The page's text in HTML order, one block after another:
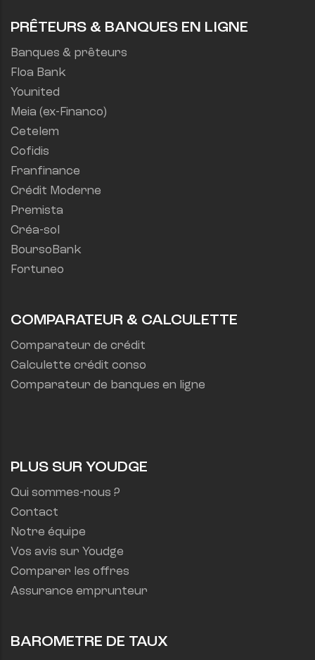
PRÊTEURS & BANQUES EN LIGNE
Banques & prêteurs
Floa Bank
Younited
Meia (ex-Financo)
Cetelem
Cofidis
Franfinance
Crédit Moderne
Premista
Créa-sol
BoursoBank
Fortuneo
COMPARATEUR & CALCULETTE
Comparateur de crédit
Calculette crédit conso
Comparateur de banques en ligne
PLUS SUR YOUDGE
Qui sommes-nous ?
Contact
Notre équipe
Vos avis sur Youdge
Comparer les offres
Assurance emprunteur
BAROMETRE DE TAUX